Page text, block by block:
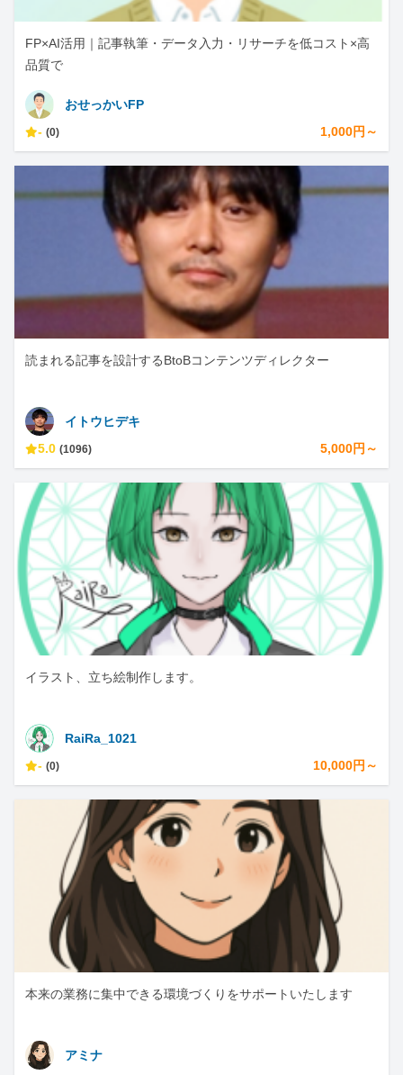
FP×AI活用｜記事執筆・データ入力・リサーチを低コスト×高
品質で
おせっかいFP
- (0) 1,000円～
読まれる記事を設計するBtoBコンテンツディレクター
イトウヒデキ
5.0 (1096) 5,000円～
イラスト、立ち絵制作します。
RaiRa_1021
- (0) 10,000円～
本来の業務に集中できる環境づくりをサポートいたします
アミナ